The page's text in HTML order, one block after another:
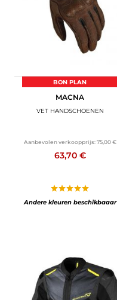
BON PLAN
MACNA
VET HANDSCHOENEN
Aanbevolen verkoopprijs: 75,00 €
63,70 €
Andere kleuren beschikbaaar